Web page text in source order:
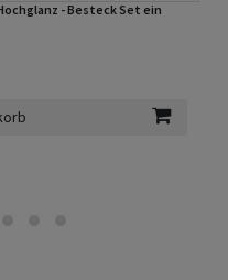
- Besteck Set ein